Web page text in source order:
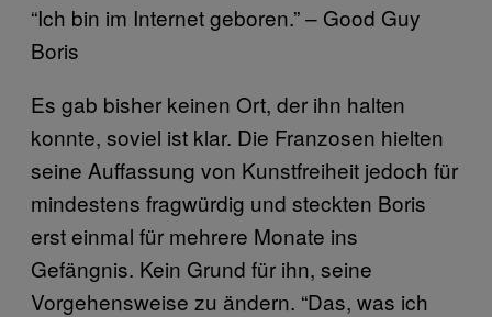
“Ich bin im Internet geboren.” – Good Guy
Boris
Es gab bisher keinen Ort, der ihn halten
konnte, soviel ist klar. Die Franzosen hielten
seine Auffassung von Kunstfreiheit jedoch für
mindestens fragwürdig und steckten Boris
erst einmal für mehrere Monate ins
Gefängnis. Kein Grund für ihn, seine
Vorgehensweise zu ändern. “Das, was ich